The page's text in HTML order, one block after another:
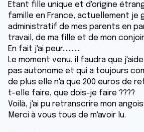
Etant fille unique et d'origine
famille en France, actuellement je
administratif de mes parents en
travail, de ma fille et de mon
En fait j'ai peur............
Le moment venu, il faudra que
pas autonome et qui a toujours
de plus elle n'a que 200 euros de
t-elle faire, que dois-je faire ????
Voilà, j'ai pu retranscrire mon
Merci à vous tous de m'avoir lu.